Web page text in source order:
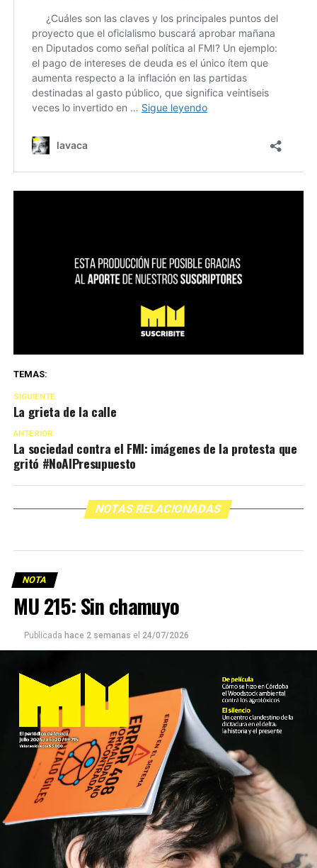
TEMAS:
SIGUIENTE
La grieta de la calle
ANTERIOR
La sociedad contra el FMI: imágenes de la protesta que
gritó #NoAlPresupuesto
NOTAS RELACIONADAS
NOTA
MU 215: Sin chamuyo
Publicada hace 2 semanas el 24/07/2026